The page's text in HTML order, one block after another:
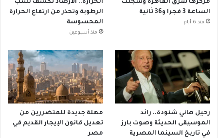
مركزها شرق القاهرة وسُجلت
الساعة 3 فجرا و36 ثانية
منذ 6 أيام
الحرارة.. الأرصاد تكشف نسب
الرطوبة وتحذر من ارتفاع الحرارة
المحسوسة
منذ أسبوعين
رحيل هاني شنودة.. رائد
الموسيقى الحديثة وصوت بارز
في تاريخ السينما المصرية
مهلة جديدة للمتضررين من
تعديل قانون الإيجار القديم في
مصر